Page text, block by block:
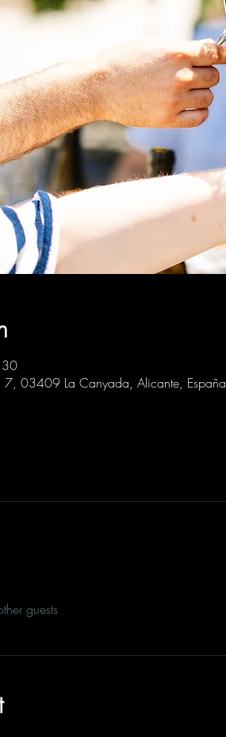
7, 03409 La Canyada, Alicante, España
guests